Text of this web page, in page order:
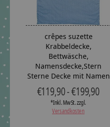
crêpes suzette
Krabbeldecke,
Bettwäsche,
Namensdecke,Stern
Sterne Decke mit Namen
€119,90 - €199,90
*Inkl. MwSt. zzgl.
Versandkosten